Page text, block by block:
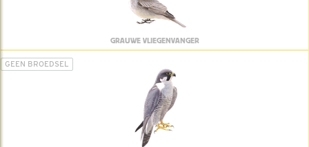
GRAUWE VLIEGENVANGER
GEEN BROEDSEL